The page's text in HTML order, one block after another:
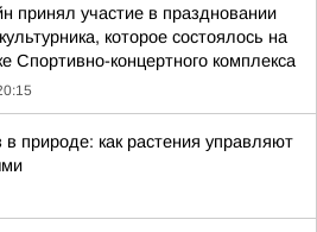
принял участие в праздновании
которое состоялось на
Спортивно-концертного комплекса
природе: как растения управляют